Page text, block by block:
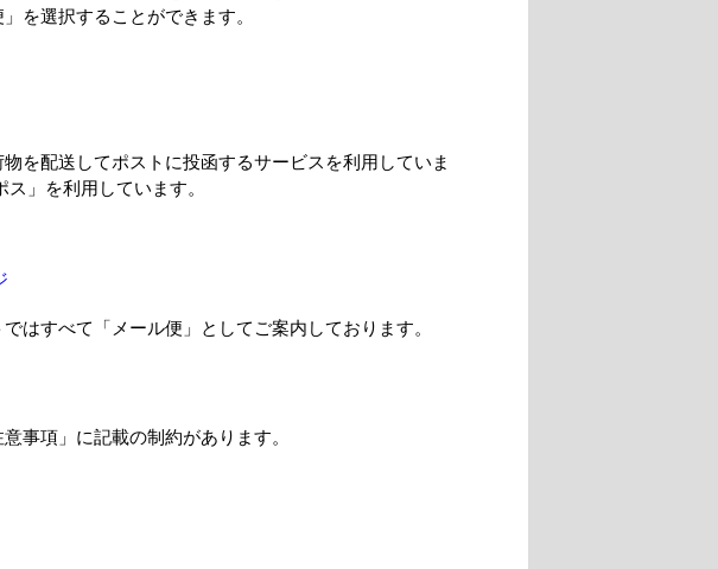
を選択することができます。
を配送してポストに投函するサービスを利用していま
」を利用しています。
はすべて「メール便」としてご案内しております。
事項」に記載の制約があります。